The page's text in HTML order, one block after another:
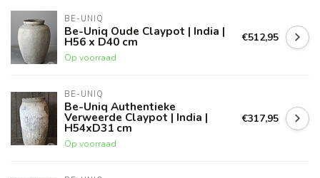
BE-UNIQ
Be-Uniq Oude Claypot | India |
H56 x D40 cm
Op voorraad
€512,95
BE-UNIQ
Be-Uniq Authentieke
Verweerde Claypot | India |
H54xD31 cm
Op voorraad
€317,95